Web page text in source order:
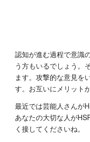
認知が進む過程で意識
う方もいるでしょう。
ます。攻撃的な意見を
す。お互いにメリット
最近では芸能人さんが
あなたの大切な人が
く接してくださいね。